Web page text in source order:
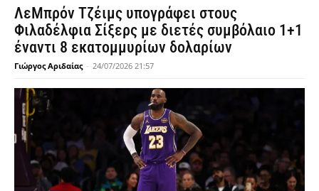
ΛεΜπρόν Τζέιμς υπογράφει στους
Φιλαδέλφια Σίξερς με διετές συμβόλαιο 1+1
έναντι 8 εκατομμυρίων δολαρίων
Γιώργος Αριδαίας - 24/07/2026 21:57